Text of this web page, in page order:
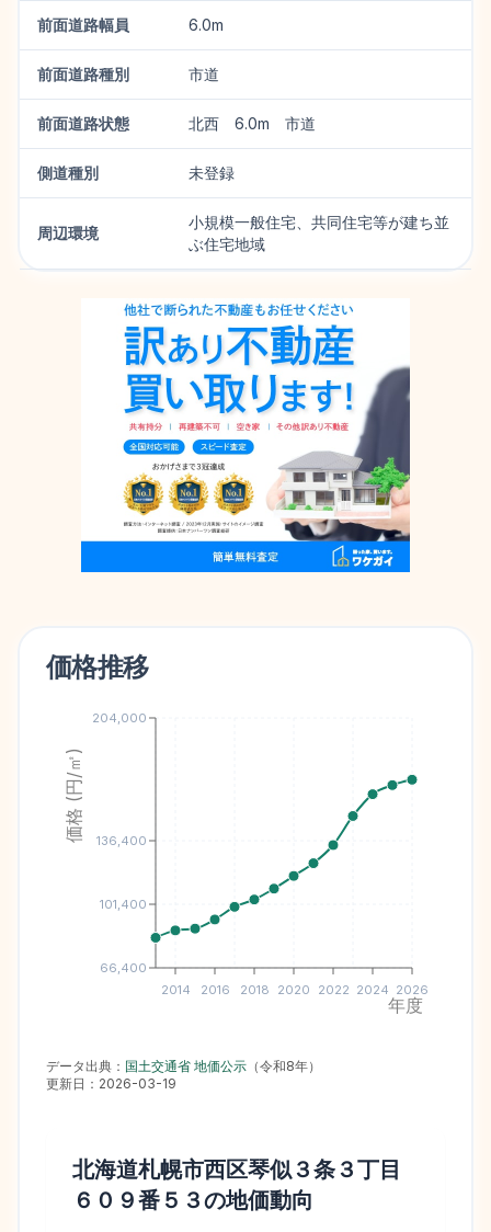
前面道路幅員 6.0m
前面道路種別 市道
前面道路状態 北西 6.0m 市道
側道種別 未登録
周辺環境
小規模一般住宅、共同住宅等が建ち並
ぶ住宅地域
価格推移
2014 2016 2018 2020 2022 2024 2026
年度
66,400
101,400
136,400
204,000
価格 (円/㎡)
データ出典： 国土交通省 地価公示 （令和8年）
更新日： 2026-03-19
北海道札幌市西区琴似３条３丁目
６０９番５３の地価動向